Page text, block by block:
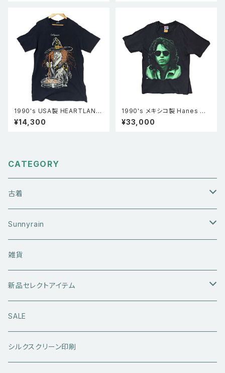
1990's USA製 HEARTLAND
APPAREL The witch 魔女 C
alifornia シングルステッチ Tシ
¥14,300
1990's メキシコ製 Hanes ヘ
インズ Doors ドアーズ ジム・モ
リソン フォトプリント シングルス
¥33,000
CATEGORY
古着
アウターウエア
ライダースジャケット
レザーアウター
トップス
セーター・ニットウエア
長袖シャツ
ボトムス
ジーンズ
ミリタリーパンツ
シューズ
スニーカー
アクセサリー
Sunnyrain
Tシャツ
タンクトップ
キャップ・帽子
雑貨
新品セレクトアイテム
アウターウエア
ベトジャン
コラボ商品
SALE
シルクスクリーン印刷